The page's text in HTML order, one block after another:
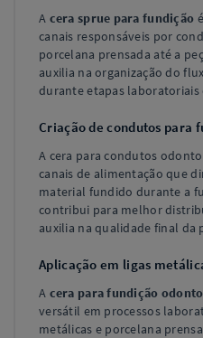
A cera sprue para fundição
canais responsáveis por
porcelana prensada até a
auxilia na organização do
durante etapas
Criação de condutos para
A cera para condutos
canais de alimentação que
material fundido durante a
contribui para melhor
auxilia na qualidade final da
Aplicação em ligas
A cera para fundição
versátil em processos
metálicas e porcelana